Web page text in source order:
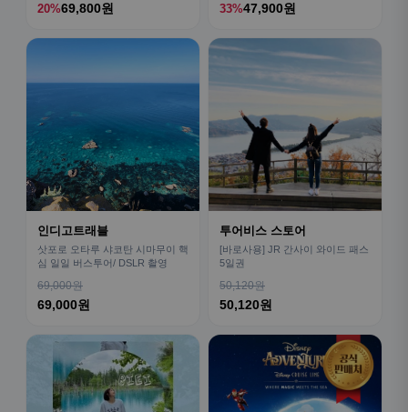
20%69,800원 33%47,900원
인디고트래블
삿포로 오타루 샤코탄 시마무이 핵
심 일일 버스투어/ DSLR 촬영
69,000원
69,000원
투어비스 스토어
[바로사용] JR 간사이 와이드 패스
5일권
50,120원
50,120원